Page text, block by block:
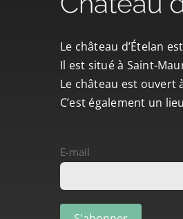
Le château d’Ételan
Il est situé à Saint-
Le château est ouvert
C’est également un
E-mail